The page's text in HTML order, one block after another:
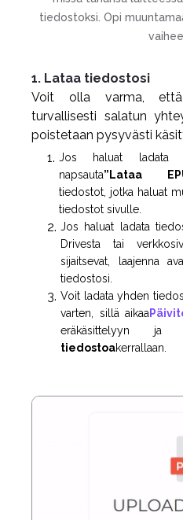
tiedostoksi. Opi
1. Lataa tiedostosi
Voit olla varma,
turvallisesti salatun
poistetaan pysyvästi
Jos haluat ladata
napsauta”Lataa
tiedostot, jotka haluat
tiedostot sivulle.
Jos haluat ladata
Drivesta tai
sijaitsevat, laajenna
tiedostosi.
Voit ladata yhden
varten, sillä aikaa
eräkäsittelyyn
tiedostoakerrallaan.